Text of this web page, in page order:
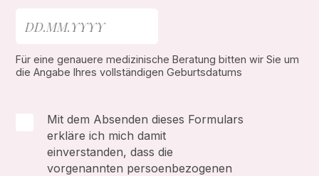
Für eine genauere medizinische Beratung bitten wir Sie um
die Angabe Ihres vollständigen Geburtsdatums
Mit dem Absenden dieses Formulars
erkläre ich mich damit
einverstanden, dass die
vorgenannten persoenbezogenen